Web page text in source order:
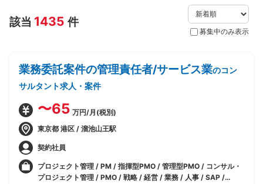
該当 1435 件
募集中のみ表示
業務委託案件の管理責任者/サービス業のコン
サルタント求人・案件
〜65 万円/月(税別)
東京都 港区 / 溜池山王駅
契約社員
プロジェクト管理 / PM / 指揮型PMO / 管理型PMO / コンサル・
プロジェクト管理 / PMO / 戦略 / 経営 / 業務 / 人事 / SAP /